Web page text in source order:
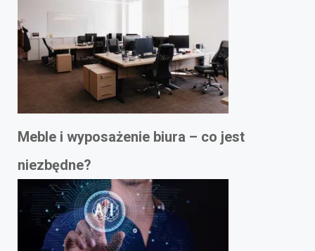
Meble i wyposażenie biura – co jest
niezbędne?